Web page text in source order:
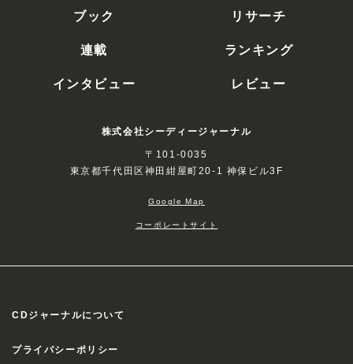
ブック
リサーチ
連載
ランキング
インタビュー
レビュー
株式会社シーディージャーナル
〒101-0035
東京都千代田区神田紺屋町20-1 神保ビル3F
Google Map
コーポレートサイト
CDジャーナルについて
プライバシーポリシー